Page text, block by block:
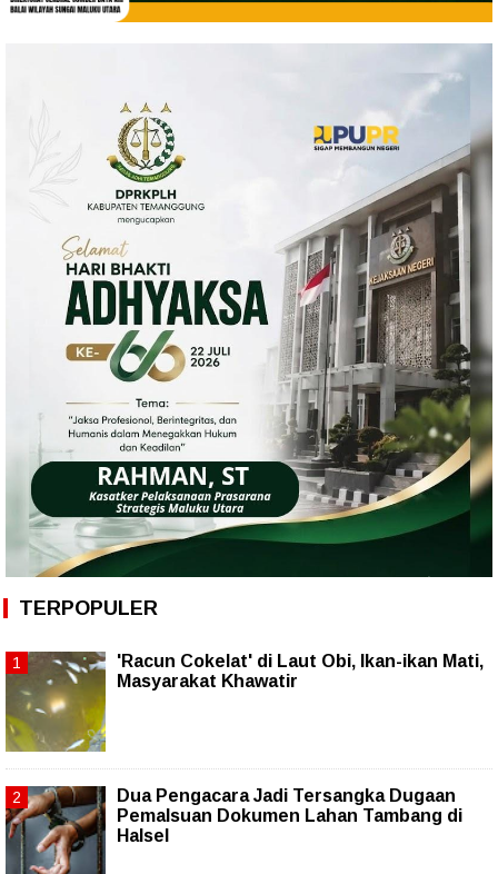
TERPOPULER
'Racun Cokelat' di Laut Obi, Ikan-ikan Mati,
Masyarakat Khawatir
Dua Pengacara Jadi Tersangka Dugaan
Pemalsuan Dokumen Lahan Tambang di
Halsel